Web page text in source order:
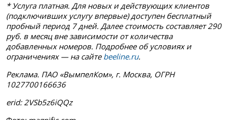
* Услуга платная. Для новых и действующих клиентов
(подключивших услугу впервые) доступен бесплатный
пробный период 7 дней. Далее стоимость составляет 290
руб. в месяц вне зависимости от количества
добавленных номеров. Подробнее об условиях и
ограничениях — на сайте beeline.ru.
Реклама. ПАО «ВымпелКом», г. Москва, ОГРН
1027700166636
erid: 2VSb5z6iQQz